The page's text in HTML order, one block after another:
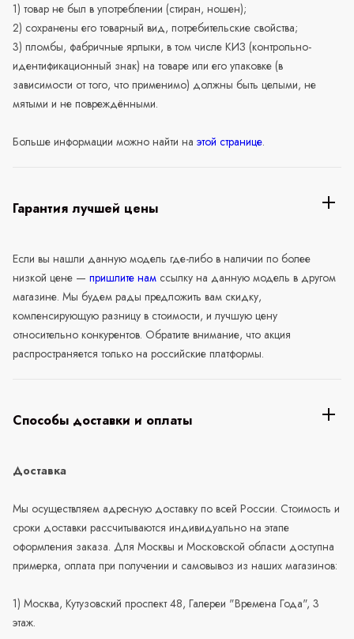
1) товар не был в употреблении (стиран, ношен);
2) сохранены его товарный вид, потребительские свойства;
3) пломбы, фабричные ярлыки, в том числе КИЗ (контрольно-
идентификационный знак) на товаре или его упаковке (в
зависимости от того, что применимо) должны быть целыми, не
мятыми и не повреждёнными.
Больше информации можно найти на этой странице.
Гарантия лучшей цены
Если вы нашли данную модель где-либо в наличии по более
низкой цене — пришлите нам ссылку на данную модель в другом
магазине. Мы будем рады предложить вам скидку,
компенсирующую разницу в стоимости, и лучшую цену
относительно конкурентов. Обратите внимание, что акция
распространяется только на российские платформы.
Способы доставки и оплаты
Доставка
Мы осуществляем адресную доставку по всей России. Стоимость и
сроки доставки рассчитываются индивидуально на этапе
оформления заказа. Для Москвы и Московской области доступна
примерка, оплата при получении и самовывоз из наших магазинов:
1) Москва, Кутузовский проспект 48, Галереи "Времена Года", 3
этаж.